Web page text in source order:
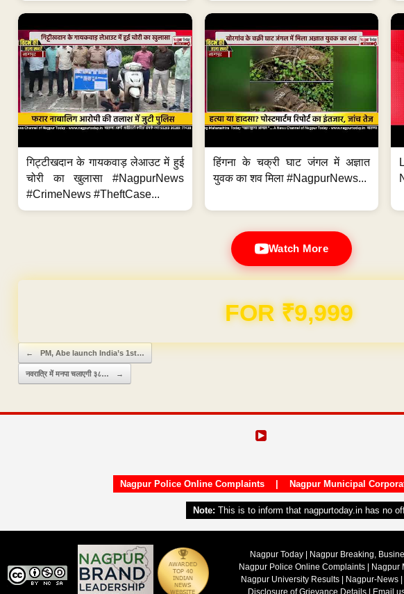
गिट्टीखदान के गायकवाड़ लेआउट में हुई
चोरी का खुलासा #NagpurNews
#CrimeNews #TheftCase...
हिंगना के चक्री घाट जंगल में अज्ञात
युवक का शव मिला #NagpurNews...
Watch More
FOR ₹9,999
Post navigation
← PM, Abe launch India’s 1st…
नवरात्रि में मनपा चलाएगी ३८… →
Nagpur Police Online Complaints| Nagpur Municipal
Note: This is to inform that nagpurtoday.in has no
Nagpur Today | Nagpur Breaking,
Nagpur Police Online Complaints| Nagpur
Nagpur University Results | Nagpur-News |
Disclosure of Grievance Details | Email